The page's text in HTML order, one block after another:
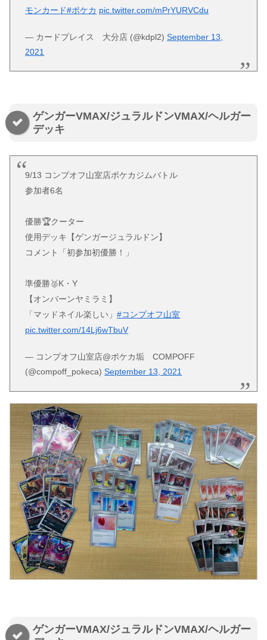
モンカード#ポケカ pic.twitter.com/mPrYURVCdu
— カードプレイス 大分店 (@kdpl2)September 13,
2021
ゲンガーVMAX/ジュラルドンVMAX/ヘルガー
デッキ
9/13 コンプオフ山室店ポケカジムバトル
参加者6名
優勝🏆クーター
使用デッキ【ゲンガージュラルドン】
コメント「初参加初優勝！」
準優勝🥈K・Y
【オンバーンヤミラミ】
「マッドネイル楽しい」#コンプオフ山室
pic.twitter.com/14Lj6wTbuV
— コンプオフ山室店@ポケカ垢 COMPOFF
(@compoff_pokeca)September 13, 2021
ゲンガーVMAX/ジュラルドンVMAX/ヘルガー